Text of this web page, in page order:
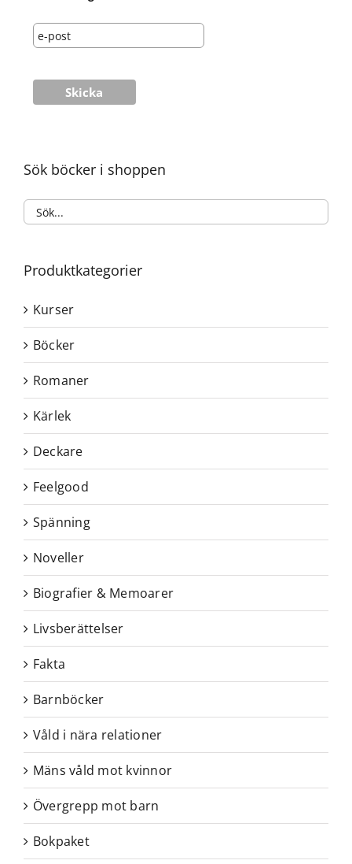
Sök böcker i shoppen
Produktkategorier
Kurser
Böcker
Romaner
Kärlek
Deckare
Feelgood
Spänning
Noveller
Biografier & Memoarer
Livsberättelser
Fakta
Barnböcker
Våld i nära relationer
Mäns våld mot kvinnor
Övergrepp mot barn
Bokpaket